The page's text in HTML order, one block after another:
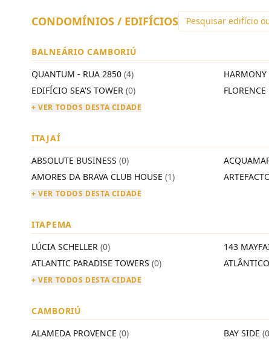
CONDOMÍNIOS / EDIFÍCIOS
BALNEÁRIO CAMBORIÚ
QUANTUM - RUA 2850 (4) HARMONY
EDIFÍCIO SEA'S TOWER (0)
+ VER TODOS DESTA CIDADE
ITAJAÍ
ABSOLUTE BUSINESS (0)
AMORES DA BRAVA CLUB HOUSE (1)
+ VER TODOS DESTA CIDADE
ITAPEMA
LÚCIA SCHELLER (0) 143
ATLANTIC PARADISE TOWERS (0) ATLÂNTICO
+ VER TODOS DESTA CIDADE
CAMBORIÚ
ALAMEDA PROVENCE (0) BAY SIDE